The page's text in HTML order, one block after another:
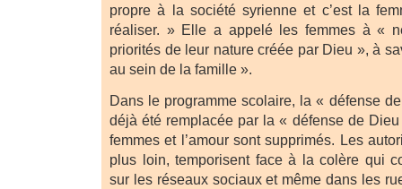
propre à la société syrienne et c’est la
réaliser. » Elle a appelé les femmes à «
priorités de leur nature créée par Dieu », à
au sein de la famille ».
Dans le programme scolaire, la « défense
déjà été remplacée par la « défense de
femmes et l’amour sont supprimés. Les
plus loin, temporisent face à la colère qui
sur les réseaux sociaux et même dans les